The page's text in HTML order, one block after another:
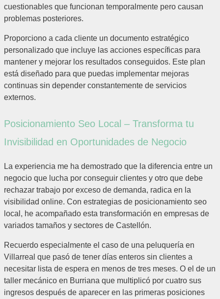
cuestionables que funcionan temporalmente pero causan
problemas posteriores.
Proporciono a cada cliente un documento estratégico
personalizado que incluye las acciones específicas para
mantener y mejorar los resultados conseguidos. Este plan
está diseñado para que puedas implementar mejoras
continuas sin depender constantemente de servicios
externos.
Posicionamiento Seo Local – Transforma tu
Invisibilidad en Oportunidades de Negocio
La experiencia me ha demostrado que la diferencia entre un
negocio que lucha por conseguir clientes y otro que debe
rechazar trabajo por exceso de demanda, radica en la
visibilidad online. Con estrategias de posicionamiento seo
local, he acompañado esta transformación en empresas de
variados tamaños y sectores de Castellón.
Recuerdo especialmente el caso de una peluquería en
Villarreal que pasó de tener días enteros sin clientes a
necesitar lista de espera en menos de tres meses. O el de un
taller mecánico en Burriana que multiplicó por cuatro sus
ingresos después de aparecer en las primeras posiciones